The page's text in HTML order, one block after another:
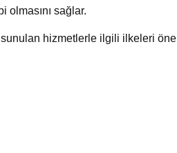
olmasını sağlar.
hizmetlerle ilgili ilkeleri öne